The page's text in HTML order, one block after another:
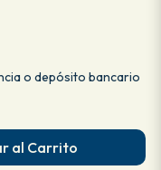
o depósito bancario
al Carrito